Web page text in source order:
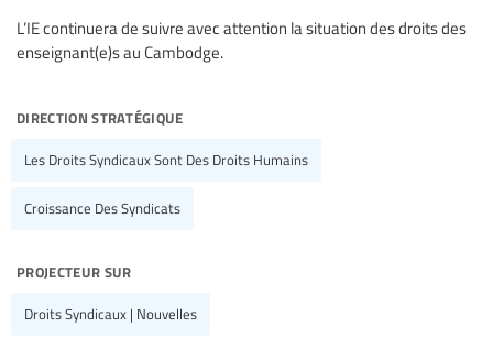
L’IE continuera de suivre avec attention la situation des droits des
enseignant(e)s au Cambodge.
direction stratégique
Les Droits Syndicaux Sont Des Droits Humains
Croissance Des Syndicats
projecteur sur
Droits Syndicaux | Nouvelles